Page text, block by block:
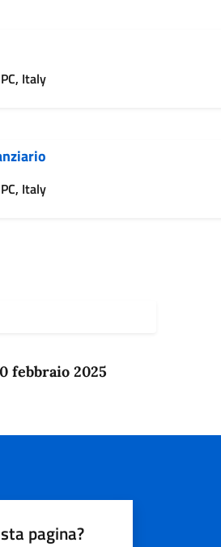
Italy
Italy
febbraio 2025
pagina?